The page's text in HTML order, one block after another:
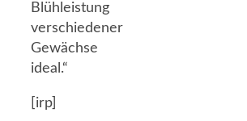
Blühleistung
verschiedener
Gewächse
ideal.“
[irp]